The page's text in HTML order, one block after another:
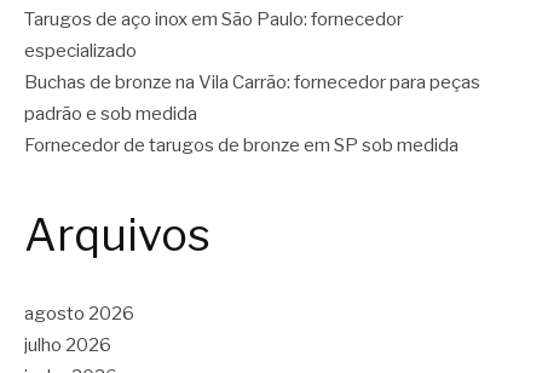
Tarugos de aço inox em São Paulo: fornecedor
especializado
Buchas de bronze na Vila Carrão: fornecedor para peças
padrão e sob medida
Fornecedor de tarugos de bronze em SP sob medida
Arquivos
agosto 2026
julho 2026